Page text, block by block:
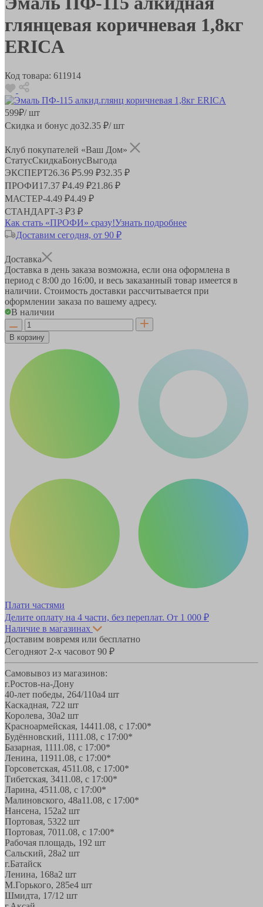
глянцевая коричневая 1,8кг
ERICA
Код товара: 611914
599₽/ шт
Скидка и бонус до32.35 ₽/ шт
Клуб покупателей «Ваш Дом»
СтатусСкидкаБонусВыгода
ЭКСПЕРТ26.36 ₽5.99 ₽32.35 ₽
ПРОФИ17.37 ₽4.49 ₽21.86 ₽
МАСТЕР-4.49 ₽4.49 ₽
СТАНДАРТ-3 ₽3 ₽
Как стать «ПРОФИ» сразу!Узнать подробнее
Доставим сегодня, от 90 ₽
Доставка
Доставка в день заказа возможна, если она оформлена в
период с 8:00 до 16:00, и весь заказанный товар имеется в
наличии. Стоимость доставки рассчитывается при
оформлении заказа по вашему адресу.
В наличии
В корзину
Плати частями
Делите оплату на 4 части, без переплат. От 1 000 ₽
Наличие в магазинах
Доставим вовремя или бесплатно
Сегодняот 2-х часовот 90 ₽
Самовывоз из магазинов:
г.Ростов-на-Дону
40-лет победы, 264/110а4 шт
Каскадная, 722 шт
Королева, 30а2 шт
Красноармейская, 14411.08, с 17:00*
Будённовский, 1111.08, с 17:00*
Базарная, 1111.08, с 17:00*
Ленина, 11911.08, с 17:00*
Горсоветская, 4511.08, с 17:00*
Тибетская, 3411.08, с 17:00*
Ларина, 4511.08, с 17:00*
Малиновского, 48а11.08, с 17:00*
Нансена, 152а2 шт
Портовая, 5322 шт
Портовая, 7011.08, с 17:00*
Рабочая площадь, 192 шт
Сальский, 28a2 шт
г.Батайск
Ленина, 168а2 шт
М.Горького, 285е4 шт
Шмидта, 17/1 2 шт